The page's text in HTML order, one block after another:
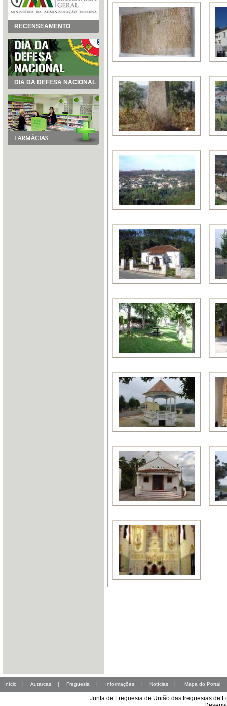
RECENSEAMENTO
DIA DA DEFESA NACIONAL
Início | Autarcas | Freguesia | Informações | Notícias | Mapa do Portal
Junta de Freguesia de União das freguesias de